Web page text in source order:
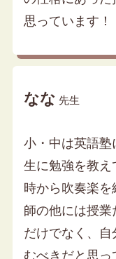
思っています！
なな 先生
小・中は英語
生に勉強を教
時から吹奏楽
師の他には授
だけでなく、
むべきだと思っ